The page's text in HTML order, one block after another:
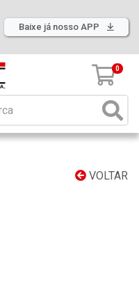
Baixe já nosso APP
0
VOLTAR